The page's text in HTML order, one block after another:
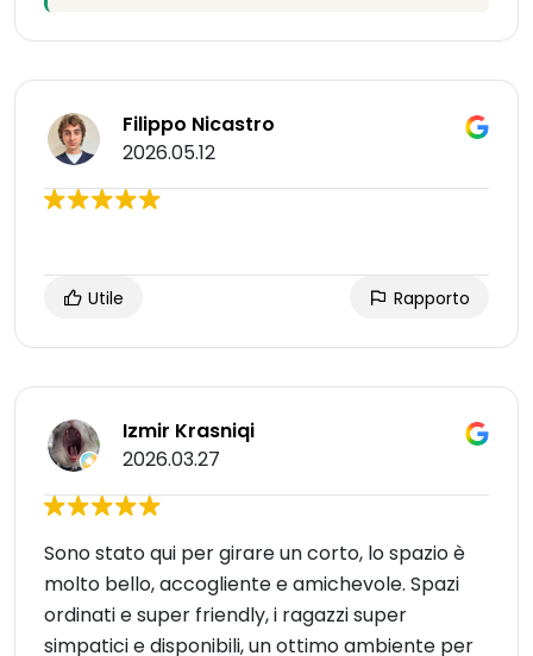
Filippo Nicastro
2026.05.12
Utile Rapporto
Izmir Krasniqi
2026.03.27
Sono stato qui per girare un corto, lo spazio è
molto bello, accogliente e amichevole. Spazi
ordinati e super friendly, i ragazzi super
simpatici e disponibili, un ottimo ambiente per